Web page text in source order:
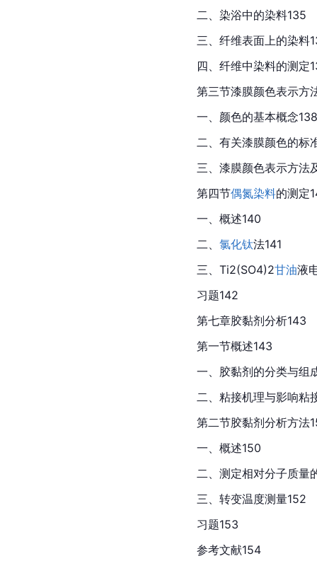
二、染浴中的染料135
三、纤维表面上的染料
四、纤维中染料的测定
第三节漆膜颜色表示方
一、颜色的基本概念138
二、有关漆膜颜色的标
三、漆膜颜色表示方法
第四节偶氮染料的测定
一、概述140
二、 氯化钛法141
三、Ti2(SO4)2甘油液
习题142
第七章胶黏剂分析143
第一节概述143
一、胶黏剂的分类与组
二、粘接机理与影响粘
第二节胶黏剂分析方法
一、概述150
二、测定相对分子质量
三、转变温度测量152
习题153
参考文献154